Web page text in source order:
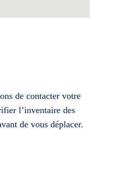
de contacter votre
l’inventaire des
de vous déplacer.